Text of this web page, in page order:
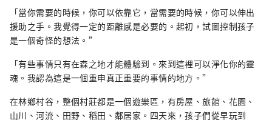
「當你需要的時候，你可以依靠它，當需要的時候，你可以伸出
援助之手。我覺得一定的距離感是必要的。起初，試圖控制孩子
是一個奇怪的想法。”
「有些事情只有在森之地才能體驗到。來到這裡可以淨化你的靈
魂。我認為這是一個重申真正重要的事情的地方。”
在林鄉村谷，整個村莊都是一個遊樂區，有房屋、旅館、花園、
山川、河流、田野、稻田、鄰居家。四天來，孩子們從早玩到